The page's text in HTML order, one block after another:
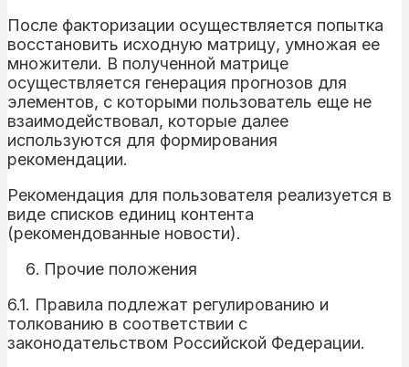
После факторизации осуществляется попытка
восстановить исходную матрицу, умножая ее
множители. В полученной матрице
осуществляется генерация прогнозов для
элементов, с которыми пользователь еще не
взаимодействовал, которые далее
используются для формирования
рекомендации.
Рекомендация для пользователя реализуется в
виде списков единиц контента
(рекомендованные новости).
Прочие положения
6.1. Правила подлежат регулированию и
толкованию в соответствии с
законодательством Российской Федерации.